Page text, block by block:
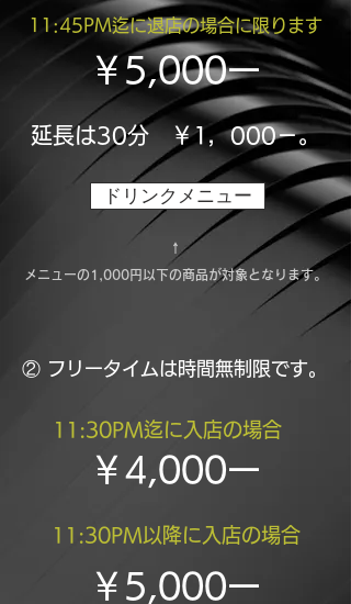
11:45PM迄に退店の場合に限ります
￥5,000ー
延長は30分 ￥1，000－。
ドリンクメニュー
↑
​メニューの1,000円以下の商品が対象となります。
② フリータイムは時間無制限です。
11:30PM迄に入店の場合
￥4,000ー
11:30PM以降に入店の場合
￥5,000ー